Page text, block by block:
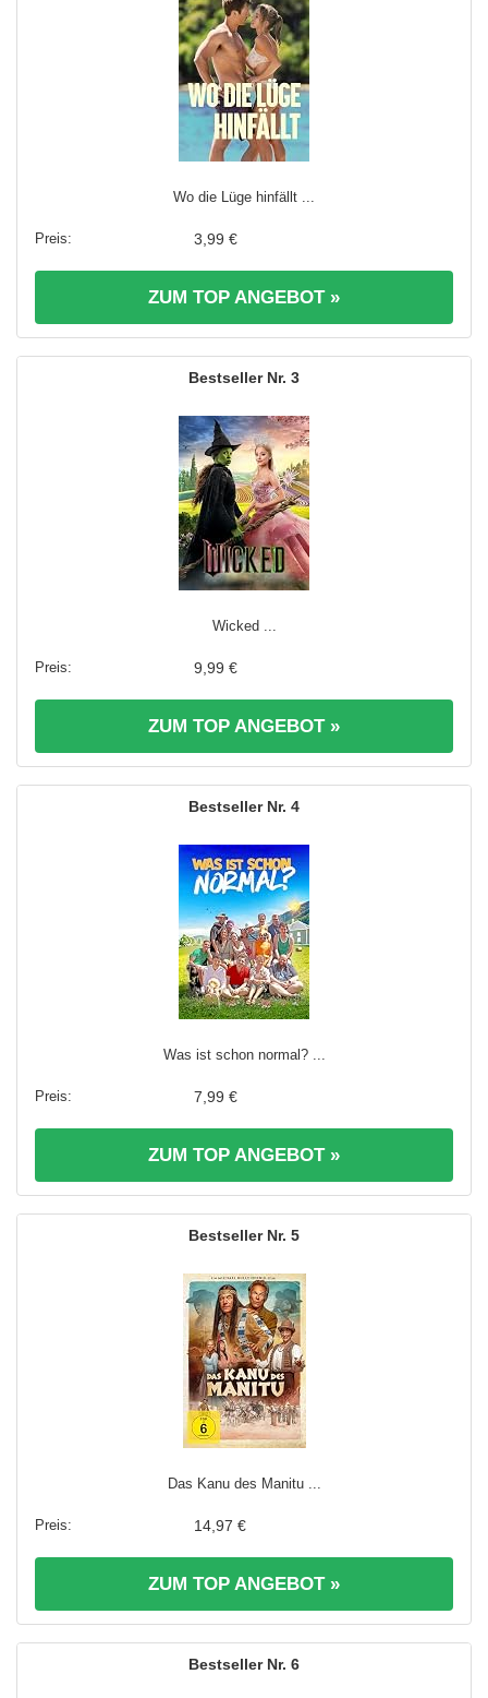
Wo die Lüge hinfällt ...
3,99 €
ZUM TOP ANGEBOT »
3
Wicked ...
9,99 €
ZUM TOP ANGEBOT »
4
Was ist schon normal? ...
7,99 €
ZUM TOP ANGEBOT »
5
Das Kanu des Manitu ...
14,97 €
ZUM TOP ANGEBOT »
6